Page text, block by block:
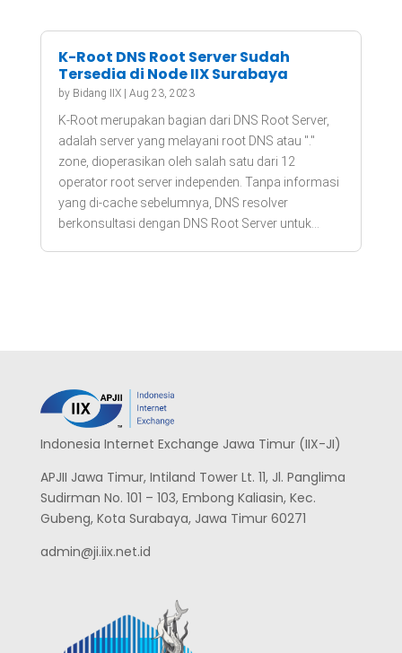
K-Root DNS Root Server Sudah
Tersedia di Node IIX Surabaya
by Bidang IIX| Aug 23, 2023
K-Root merupakan bagian dari DNS Root Server,
adalah server yang melayani root DNS atau "."
zone, dioperasikan oleh salah satu dari 12
operator root server independen. Tanpa informasi
yang di-cache sebelumnya, DNS resolver
berkonsultasi dengan DNS Root Server untuk...
Indonesia Internet Exchange Jawa Timur (IIX-JI)
APJII Jawa Timur, Intiland Tower Lt. 11, Jl. Panglima
Sudirman No. 101 – 103, Embong Kaliasin, Kec.
Gubeng, Kota Surabaya, Jawa Timur 60271
admin@ji.iix.net.id